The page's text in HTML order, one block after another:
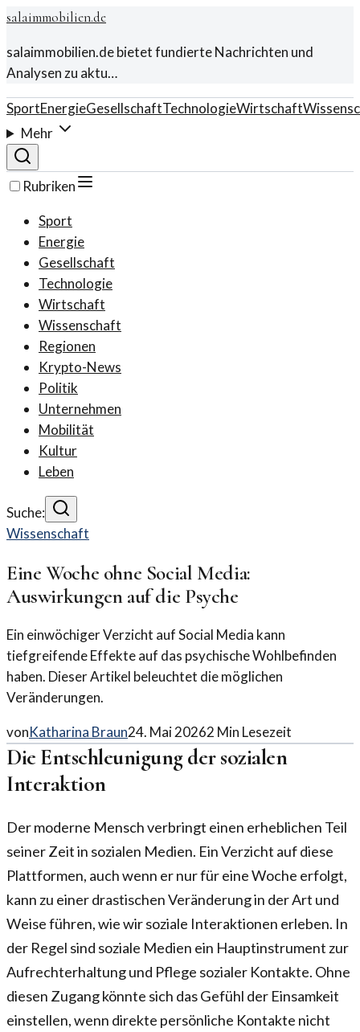
salaimmobilien.de
salaimmobilien.de bietet fundierte Nachrichten und
Analysen zu aktu…
SportEnergieGesellschaftTechnologieWirtschaft
Mehr
Rubriken
Sport
Energie
Gesellschaft
Technologie
Wirtschaft
Wissenschaft
Regionen
Krypto-News
Politik
Unternehmen
Mobilität
Kultur
Leben
Suche:
Wissenschaft
Eine Woche ohne Social Media:
Auswirkungen auf die Psyche
Ein einwöchiger Verzicht auf Social Media kann
tiefgreifende Effekte auf das psychische Wohlbefinden
haben. Dieser Artikel beleuchtet die möglichen
Veränderungen.
vonKatharina Braun24. Mai 20262 Min Lesezeit
Die Entschleunigung der sozialen
Interaktion
Der moderne Mensch verbringt einen erheblichen Teil
seiner Zeit in sozialen Medien. Ein Verzicht auf diese
Plattformen, auch wenn er nur für eine Woche erfolgt,
kann zu einer drastischen Veränderung in der Art und
Weise führen, wie wir soziale Interaktionen erleben. In
der Regel sind soziale Medien ein Hauptinstrument zur
Aufrechterhaltung und Pflege sozialer Kontakte. Ohne
diesen Zugang könnte sich das Gefühl der Einsamkeit
einstellen, wenn direkte persönliche Kontakte nicht